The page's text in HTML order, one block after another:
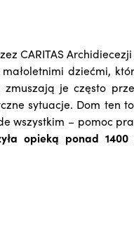
CARITAS
dziećmi,
je często
sytuacje. Dom ten
wszystkim – pomoc
opieką ponad